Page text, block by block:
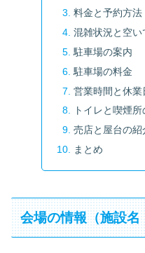
料金と予約方法
混雑状況と空
駐車場の案内
駐車場の料金
営業時間と休業
トイレと喫煙
売店と屋台の紹
まとめ
会場の情報（施設